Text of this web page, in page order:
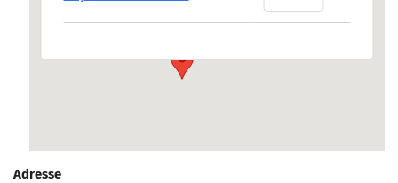
Residenzstraße 1, 80333 München
Anfahrt anzeigen
Adresse